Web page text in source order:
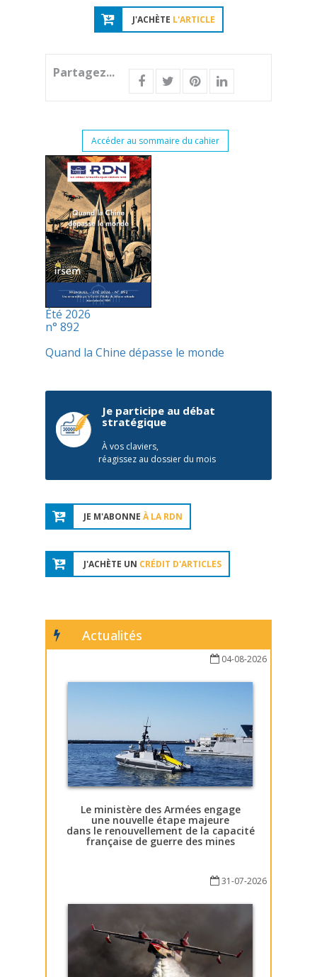
J'ACHÈTE L'ARTICLE
Partagez...
Accéder au sommaire du cahier
Été 2026
n° 892
Quand la Chine dépasse le monde
Je participe au débat
stratégique
À vos claviers,
réagissez au dossier du mois
JE M'ABONNE À LA RDN
J'ACHÈTE UN CRÉDIT D'ARTICLES
Actualités
04-08-2026
Le ministère des Armées engage
une nouvelle étape majeure
dans le renouvellement de la capacité
française de guerre des mines
31-07-2026